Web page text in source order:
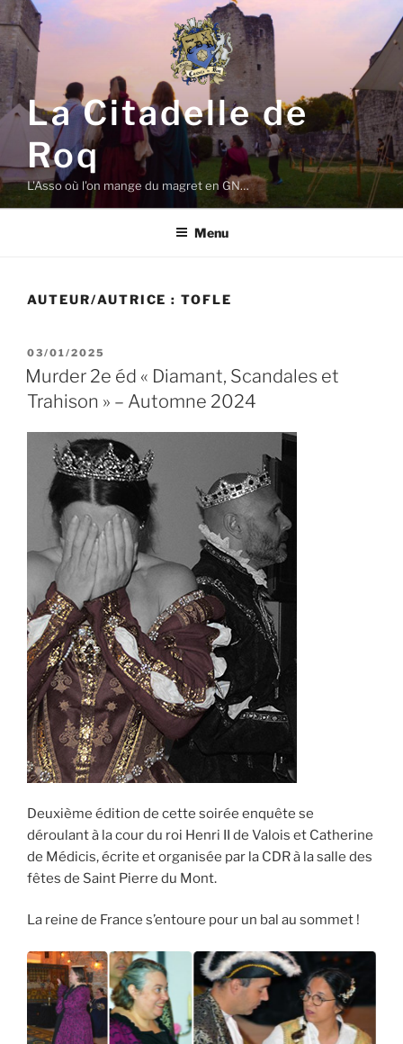
Aller
au
contenu
principal
La Citadelle de
Roq
L'Asso où l'on mange du magret en GN…
Menu
AUTEUR/AUTRICE :TOFLE
PUBLIÉ
LE
03/01/2025
Murder 2e éd « Diamant, Scandales et
Trahison » – Automne 2024
Deuxième édition de cette soirée enquête se
déroulant à la cour du roi Henri II de Valois et Catherine
de Médicis, écrite et organisée par la CDR à la salle des
fêtes de Saint Pierre du Mont.
La reine de France s’entoure pour un bal au sommet !